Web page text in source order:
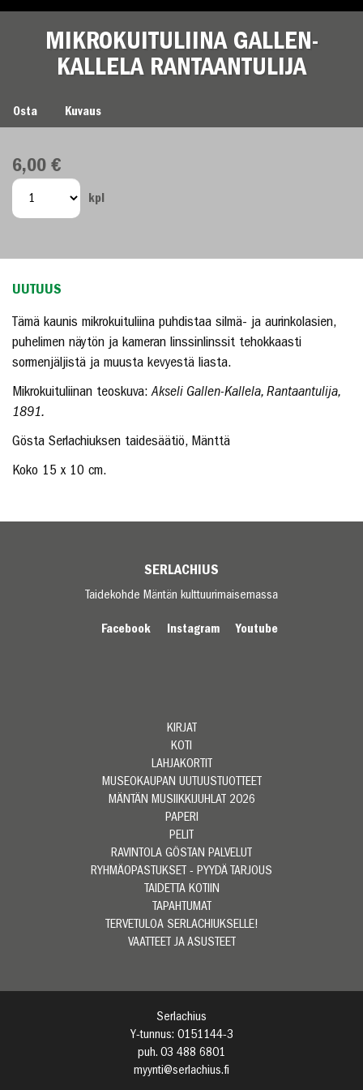
MIKROKUITULIINA GALLEN-
KALLELA RANTAANTULIJA
Osta Kuvaus
6,00 €
kpl
UUTUUS
Tämä kaunis mikrokuituliina puhdistaa silmä- ja aurinkolasien,
puhelimen näytön ja kameran linssinlinssit tehokkaasti
sormenjäljistä ja muusta kevyestä liasta.
Mikrokuituliinan teoskuva:Akseli Gallen-Kallela, Rantaantulija,
1891.
Gösta Serlachiuksen taidesäätiö, Mänttä
Koko 15 x 10 cm.
SERLACHIUS
Taidekohde Mäntän kulttuurimaisemassa
Facebook Instagram Youtube
KIRJAT
KOTI
LAHJAKORTIT
MUSEOKAUPAN UUTUUSTUOTTEET
MÄNTÄN MUSIIKKIJUHLAT 2026
PAPERI
PELIT
RAVINTOLA GÖSTAN PALVELUT
RYHMÄOPASTUKSET - PYYDÄ TARJOUS
TAIDETTA KOTIIN
TAPAHTUMAT
TERVETULOA SERLACHIUKSELLE!
VAATTEET JA ASUSTEET
Serlachius
Y-tunnus: 0151144-3
puh. 03 488 6801
myynti@serlachius.fi